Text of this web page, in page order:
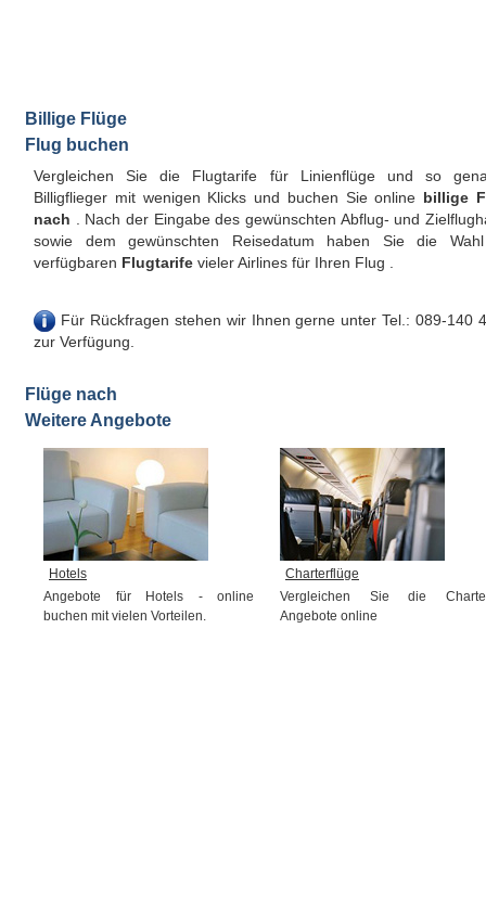
Billige Flüge
Flug buchen
Vergleichen Sie die Flugtarife für Linienflüge und so
Billigflieger mit wenigen Klicks und buchen Sie online billige
nach . Nach der Eingabe des gewünschten Abflug- und
sowie dem gewünschten Reisedatum haben Sie die
verfügbaren Flugtarife vieler Airlines für Ihren Flug .
Für Rückfragen stehen wir Ihnen gerne unter Tel.: 089-140
zur Verfügung.
Flüge nach
Weitere Angebote
Hotels
Angebote für Hotels - online
buchen mit vielen Vorteilen.
Charterflüge
Vergleichen Sie die
Angebote online